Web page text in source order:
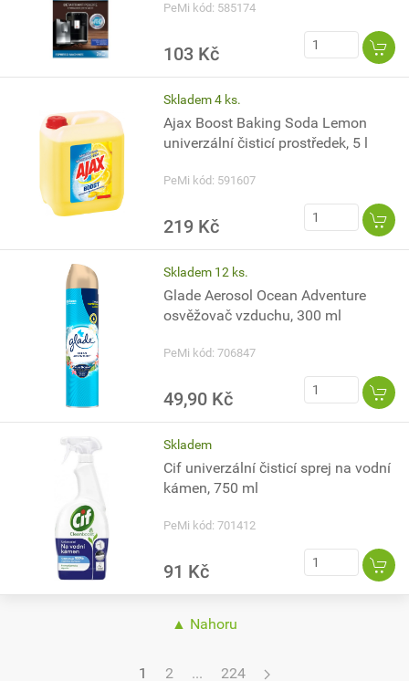
PeMi kód: 585174
103 Kč
Skladem 4 ks.
Ajax Boost Baking Soda Lemon
univerzální čisticí prostředek, 5 l
PeMi kód: 591607
219 Kč
Skladem 12 ks.
Glade Aerosol Ocean Adventure
osvěžovač vzduchu, 300 ml
PeMi kód: 706847
49,90 Kč
Skladem
Cif univerzální čisticí sprej na vodní
kámen, 750 ml
PeMi kód: 701412
91 Kč
▲ Nahoru
1 2 ... 224